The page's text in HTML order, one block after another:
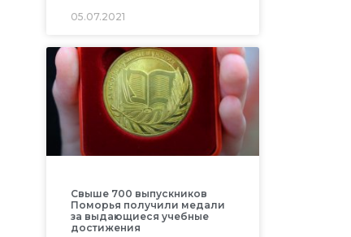
05.07.2021
Свыше 700 выпускников
Поморья получили медали
за выдающиеся учебные
достижения